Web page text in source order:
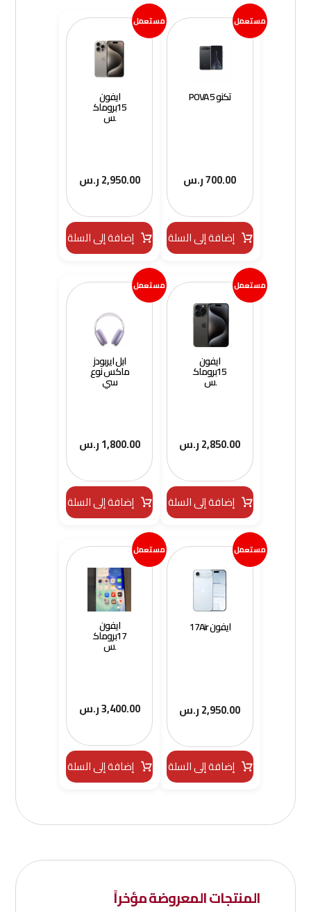
مستعمل
تكنو POVA 5
700.00ر.س
إضافة إلى السلة
مستعمل
ايفون
15بروماك
س
2,950.00ر.س
إضافة إلى السلة
مستعمل
ايفون
15بروماك
س
2,850.00ر.س
إضافة إلى السلة
مستعمل
ابل ايربودز
ماكس نوع
سي
1,800.00ر.س
إضافة إلى السلة
مستعمل
ايفون 17Air
2,950.00ر.س
إضافة إلى السلة
مستعمل
ايفون
17بروماك
س
3,400.00ر.س
إضافة إلى السلة
المنتجات المعروضة مؤخراً